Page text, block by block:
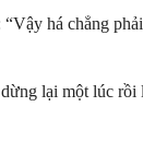
“Vậy há chẳng
lại một lúc rồi